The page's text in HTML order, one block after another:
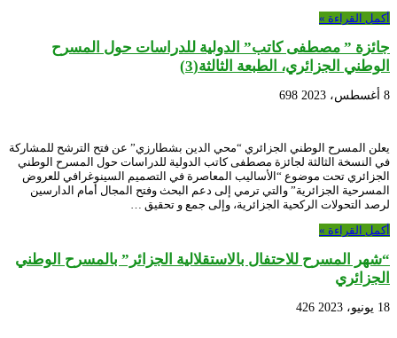
أكمل القراءة »
جائزة ” مصطفى كاتب” الدولية للدراسات حول المسرح
الوطني الجزائري، الطبعة الثالثة(3)
8 أغسطس، 2023 698
يعلن المسرح الوطني الجزائري “محي الدين بشطارزي” عن فتح الترشح للمشاركة
في النسخة الثالثة لجائزة مصطفى كاتب الدولية للدراسات حول المسرح الوطني
الجزائري تحت موضوع “الأساليب المعاصرة في التصميم السينوغرافي للعروض
المسرحية الجزائرية” والتي ترمي إلى دعم البحث وفتح المجال أمام الدارسين
لرصد التحولات الركحية الجزائرية، وإلى جمع و تحقيق …
أكمل القراءة »
“شهر المسرح للاحتفال بالاستقلالية الجزائر” بالمسرح الوطني
الجزائري
18 يونيو، 2023 426